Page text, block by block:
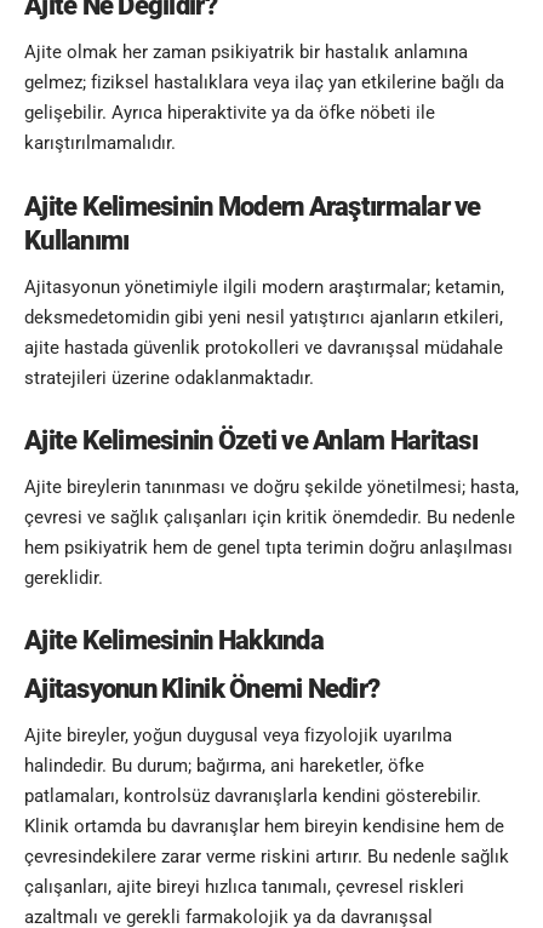
Ajite olmak her zaman psikiyatrik bir hastalık anlamına
gelmez; fiziksel hastalıklara veya ilaç yan etkilerine bağlı da
gelişebilir. Ayrıca hiperaktivite ya da öfke nöbeti ile
karıştırılmamalıdır.
Ajite Kelimesinin Modern Araştırmalar ve
Kullanımı
Ajitasyonun yönetimiyle ilgili modern araştırmalar; ketamin,
deksmedetomidin gibi yeni nesil yatıştırıcı ajanların etkileri,
ajite hastada güvenlik protokolleri ve davranışsal müdahale
stratejileri üzerine odaklanmaktadır.
Ajite KelimesininÖzeti ve Anlam Haritası
Ajite bireylerin tanınması ve doğru şekilde yönetilmesi; hasta,
çevresi ve sağlık çalışanları için kritik önemdedir. Bu nedenle
hem psikiyatrik hem de genel tıpta terimin doğru anlaşılması
gereklidir.
Ajite Kelimesinin Hakkında
Ajitasyonun Klinik Önemi Nedir?
Ajite bireyler, yoğun duygusal veya fizyolojik uyarılma
halindedir. Bu durum; bağırma, ani hareketler, öfke
patlamaları, kontrolsüz davranışlarla kendini gösterebilir.
Klinik ortamda bu davranışlar hem bireyin kendisine hem de
çevresindekilere zarar verme riskini artırır. Bu nedenle sağlık
çalışanları, ajite bireyi hızlıca tanımalı, çevresel riskleri
azaltmalı ve gerekli farmakolojik ya da davranışsal